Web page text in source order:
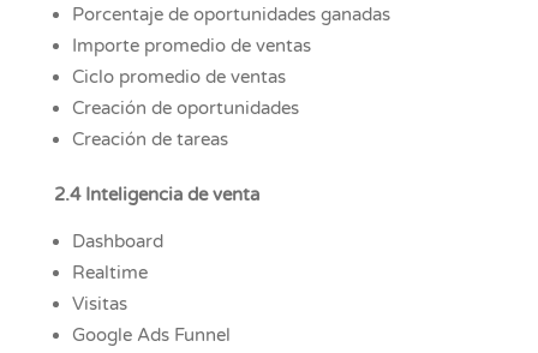
Porcentaje de oportunidades ganadas
Importe promedio de ventas
Ciclo promedio de ventas
Creación de oportunidades
Creación de tareas
2.4 Inteligencia de venta
Dashboard
Realtime
Visitas
Google Ads Funnel